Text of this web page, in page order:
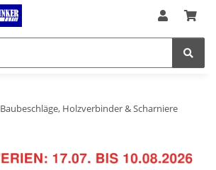
Baubeschläge, Holzverbinder & Scharniere